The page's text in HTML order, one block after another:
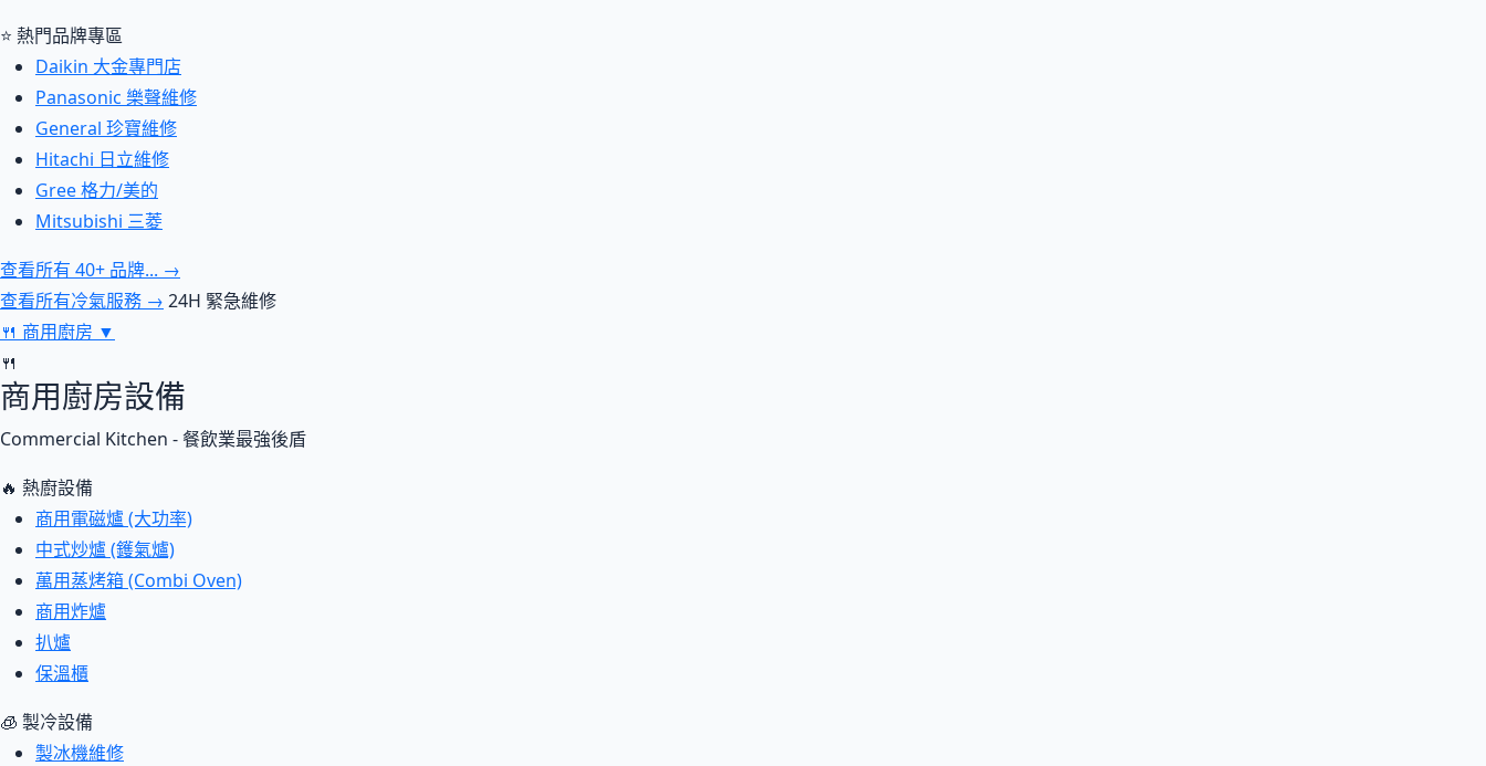
⭐ 熱門品牌專區
Daikin 大金專門店
Panasonic 樂聲維修
General 珍寶維修
Hitachi 日立維修
Gree 格力/美的
Mitsubishi 三菱
查看所有 40+ 品牌... →
查看所有冷氣服務 → 24H 緊急維修
🍴 商用廚房 ▼
🍴
商用廚房設備
Commercial Kitchen - 餐飲業最強後盾
🔥 熱廚設備
商用電磁爐 (大功率)
中式炒爐 (鑊氣爐)
萬用蒸烤箱 (Combi Oven)
商用炸爐
扒爐
保溫櫃
🧊 製冷設備
製冰機維修